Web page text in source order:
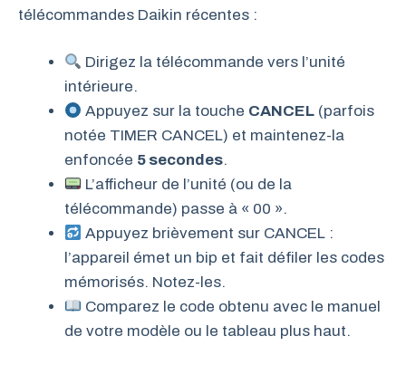
télécommandes Daikin récentes :
Dirigez la télécommande vers l’unité
intérieure.
Appuyez sur la touche CANCEL (parfois
notée TIMER CANCEL) et maintenez-la
enfoncée 5 secondes.
L’afficheur de l’unité (ou de la
télécommande) passe à « 00 ».
Appuyez brièvement sur CANCEL :
l’appareil émet un bip et fait défiler les codes
mémorisés. Notez-les.
Comparez le code obtenu avec le manuel
de votre modèle ou le tableau plus haut.